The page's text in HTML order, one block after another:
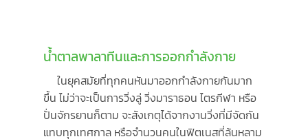
น้ำตาลพาลาทีนและการออกกำลังกาย
ในยุคสมัยที่ทุกคนหันมาออกกำลังกายกันมาก
ขึ้น ไม่ว่าจะเป็นการวิ่งลู่ วิ่งมาราธอน ไตรกีฬา หรือ
ปั่นจักรยานก็ตาม จะสังเกตุได้จากงานวิ่งที่มีจัดกัน
แทบทุกเทศกาล หรือจำนวนคนในฟิตเนสที่ล้นหลาม